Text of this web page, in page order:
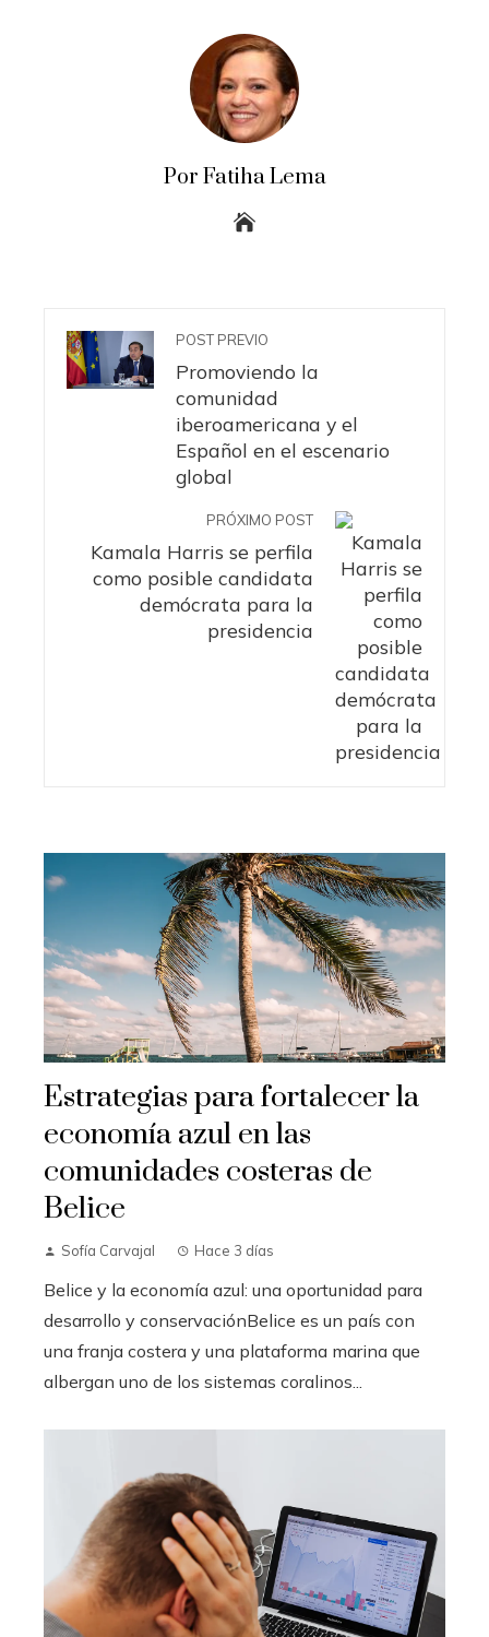
Por Fatiha Lema
POST PREVIO
Promoviendo la
comunidad
iberoamericana y el
Español en el escenario
global
PRÓXIMO POST
Kamala Harris se perfila
como posible candidata
demócrata para la
presidencia
Estrategias para fortalecer la
economía azul en las
comunidades costeras de
Belice
Sofía Carvajal Hace 3 días
Belice y la economía azul: una oportunidad para
desarrollo y conservaciónBelice es un país con
una franja costera y una plataforma marina que
albergan uno de los sistemas coralinos...